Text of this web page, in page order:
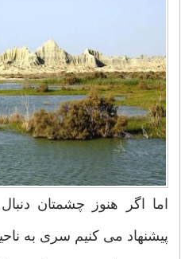
اما اگر هنوز چشمتان
پیشنهاد می کنیم سری به